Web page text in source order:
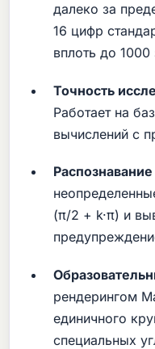
далеко за
16 цифр
вплоть до 1000
Точность
Работает на
вычислений с
(π/2 + k·π) и
рендерингом
единичного
специальных